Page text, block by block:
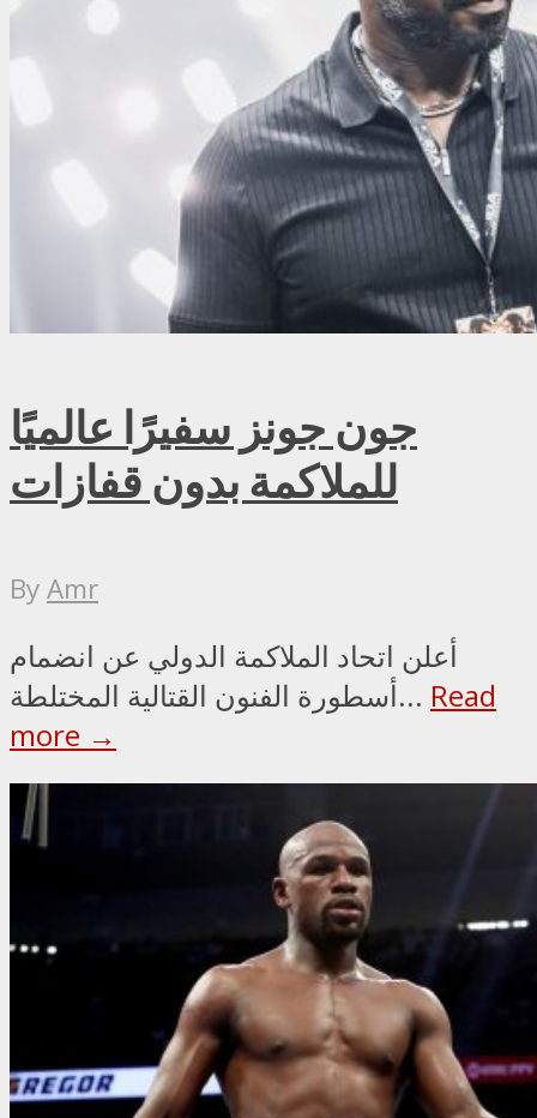
جون جونز سفيرًا عالميًا
للملاكمة بدون قفازات
ByAmr
أعلن اتحاد الملاكمة الدولي عن انضمام
أسطورة الفنون القتالية المختلطة... Read
more →